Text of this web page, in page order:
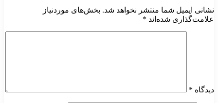
نشانی ایمیل شما منتشر نخواهد شد. بخش‌های موردنیاز
علامت‌گذاری شده‌اند *
دیدگاه *